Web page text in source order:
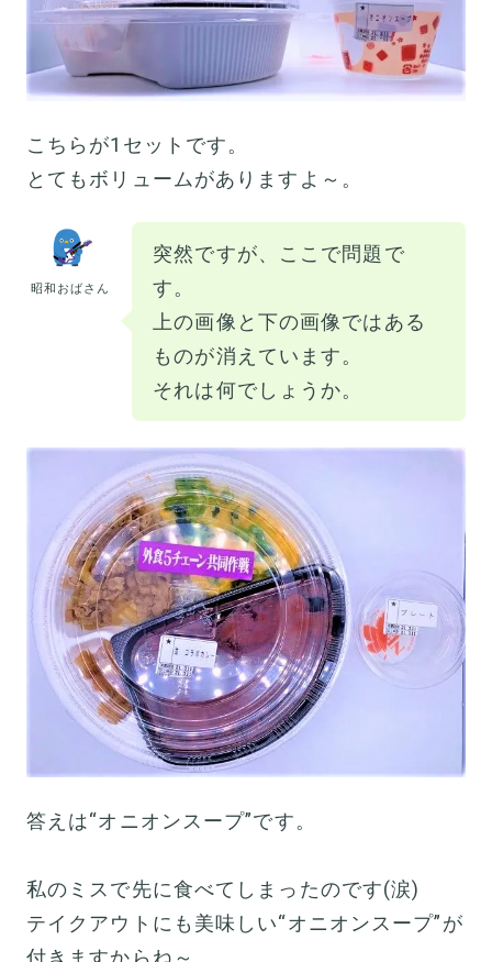
こちらが1セットです。
とてもボリュームがありますよ～。
昭和おばさん
突然ですが、ここで問題で
す。
上の画像と下の画像ではある
ものが消えています。
それは何でしょうか。
答えは“オニオンスープ”です。
私のミスで先に食べてしまったのです(涙)
テイクアウトにも美味しい“オニオンスープ”が
付きますからね～。